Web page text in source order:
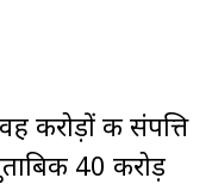
करोड़ों की संपत्ति
40 करोड़